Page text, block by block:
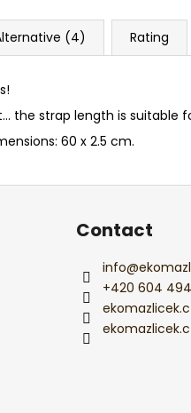
(4) Rating
the strap length is suitable
60 x 2.5 cm.
Contact
info@
+420 604